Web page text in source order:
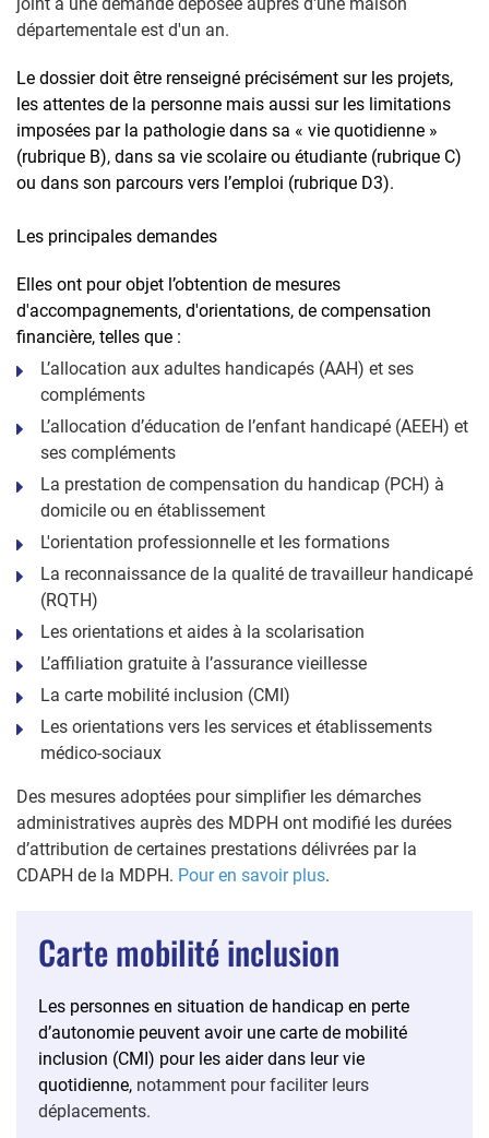
départementale est d'un an.
Le dossier doit être renseigné précisément sur les projets,
les attentes de la personne mais aussi sur les limitations
imposées par la pathologie dans sa « vie quotidienne »
(rubrique B), dans sa vie scolaire ou étudiante (rubrique C)
ou dans son parcours vers l’emploi (rubrique D3).
Les principales demandes
Elles ont pour objet l’obtention de mesures
d'accompagnements, d'orientations, de compensation
financière, telles que :
L’allocation aux adultes handicapés (AAH) et ses
compléments
L’allocation d’éducation de l’enfant handicapé (AEEH) et
ses compléments
La prestation de compensation du handicap (PCH) à
domicile ou en établissement
L'orientation professionnelle et les formations
La reconnaissance de la qualité de travailleur handicapé
(RQTH)
Les orientations et aides à la scolarisation
L’affiliation gratuite à l’assurance vieillesse
La carte mobilité inclusion (CMI)
Les orientations vers les services et établissements
médico-sociaux
Des mesures adoptées pour simplifier les démarches
administratives auprès des MDPH ont modifié les durées
d’attribution de certaines prestations délivrées par la
CDAPH de la MDPH. Pour en savoir plus.
Carte mobilité inclusion
Les personnes en situation de handicap en perte
d’autonomie peuvent avoir une carte de mobilité
inclusion (CMI) pour les aider dans leur vie
quotidienne, notamment pour faciliter leurs
déplacements.